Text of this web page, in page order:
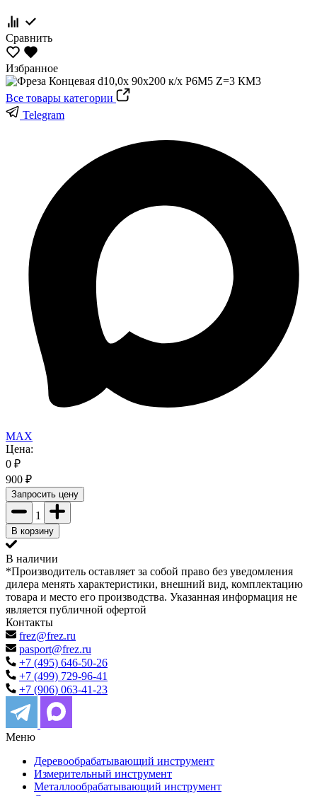
Сравнить
Избранное
Все товары категории
Telegram
MAX
Цена:
0 ₽
900 ₽
Запросить цену
1
В корзину
В наличии
*Производитель оставляет за собой право без уведомления
дилера менять характеристики, внешний вид, комплектацию
товара и место его производства. Указанная информация не
является публичной офертой
Контакты
frez@frez.ru
pasport@frez.ru
+7 (495) 646-50-26
+7 (499) 729-96-41
+7 (906) 063-41-23
Меню
Деревообрабатывающий инструмент
Измерительный инструмент
Металлообрабатывающий инструмент